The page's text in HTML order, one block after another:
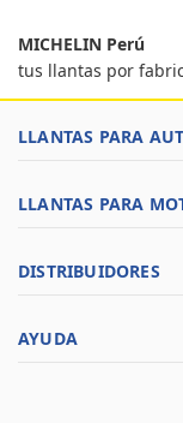
MICHELIN Perú
tus llantas por
LLANTAS PARA
LLANTAS PARA
DISTRIBUIDORES
AYUDA